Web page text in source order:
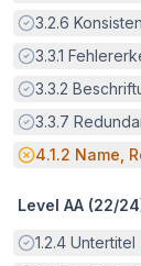
Erfüllt:
3.2.6
Erfüllt:
3.3.1
Erfüllt:
3.3.2
Erfüllt:
3.3.7
Potenzielle
4.1.2 Name,
Level AA (22/24
Erfüllt:
1.2.4 Untertitel